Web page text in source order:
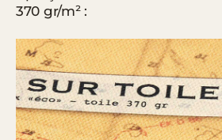
370 gr/m² :